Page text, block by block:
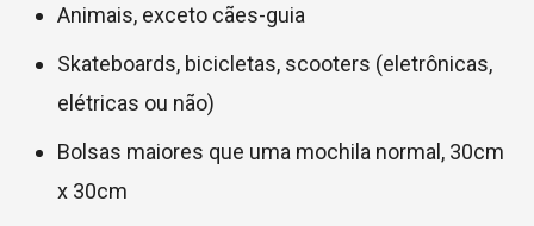
Animais, exceto cães-guia
Skateboards, bicicletas, scooters (eletrônicas,
elétricas ou não)
Bolsas maiores que uma mochila normal, 30cm
x 30cm